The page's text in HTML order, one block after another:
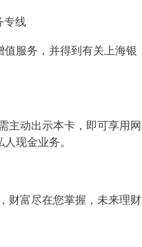
专线
服务，并得到有关上海银
主动出示本卡，即可享用网
现金业务。
财富尽在您掌握，未来理财